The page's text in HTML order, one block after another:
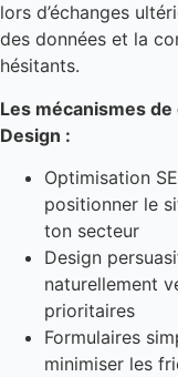
lors d’échanges
des données et la
hésitants.
Les mécanismes
Design :
Optimisation
positionner le
ton secteur
Design
naturellement
prioritaires
Formulaires
minimiser les